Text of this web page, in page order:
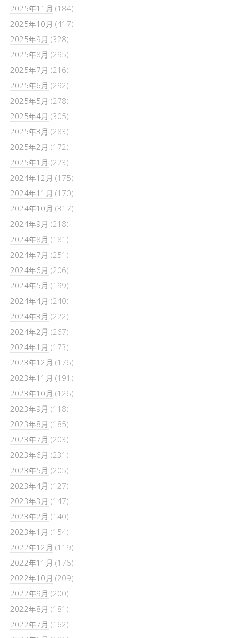
2025年11月 (184)
2025年10月 (417)
2025年9月 (328)
2025年8月 (295)
2025年7月 (216)
2025年6月 (292)
2025年5月 (278)
2025年4月 (305)
2025年3月 (283)
2025年2月 (172)
2025年1月 (223)
2024年12月 (175)
2024年11月 (170)
2024年10月 (317)
2024年9月 (218)
2024年8月 (181)
2024年7月 (251)
2024年6月 (206)
2024年5月 (199)
2024年4月 (240)
2024年3月 (222)
2024年2月 (267)
2024年1月 (173)
2023年12月 (176)
2023年11月 (191)
2023年10月 (126)
2023年9月 (118)
2023年8月 (185)
2023年7月 (203)
2023年6月 (231)
2023年5月 (205)
2023年4月 (127)
2023年3月 (147)
2023年2月 (140)
2023年1月 (154)
2022年12月 (119)
2022年11月 (176)
2022年10月 (209)
2022年9月 (200)
2022年8月 (181)
2022年7月 (162)